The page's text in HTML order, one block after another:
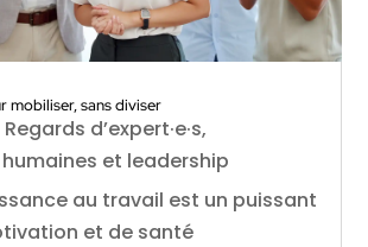
mobiliser, sans diviser
Regards d’expert·e·s,
et leadership
au travail est un puissant
et de santé